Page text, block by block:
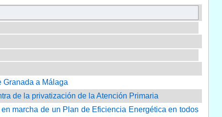
Granada a Málaga
de la privatización de la Atención Primaria
marcha de un Plan de Eficiencia Energética en todos